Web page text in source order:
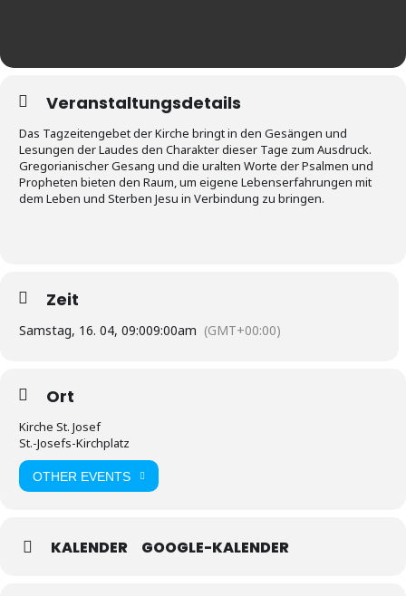
Veranstaltungsdetails
Das Tagzeitengebet der Kirche bringt in den Gesängen und
Lesungen der Laudes den Charakter dieser Tage zum Ausdruck.
Gregorianischer Gesang und die uralten Worte der Psalmen und
Propheten bieten den Raum, um eigene Lebenserfahrungen mit
dem Leben und Sterben Jesu in Verbindung zu bringen.
Zeit
Samstag, 16. 04, 09:009:00am (GMT+00:00)
Ort
Kirche St. Josef
St.-Josefs-Kirchplatz
OTHER EVENTS
KALENDER GOOGLE-KALENDER